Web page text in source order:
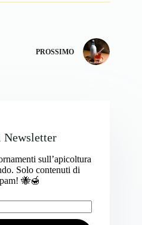
PROSSIMO
Newsletter
sull’apicoltura
Solo contenuti di
🐝🍯